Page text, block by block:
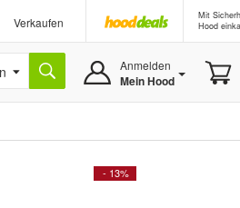
Verkaufen
Mit
Hood
Anmelden
Mein Hood
- 13%